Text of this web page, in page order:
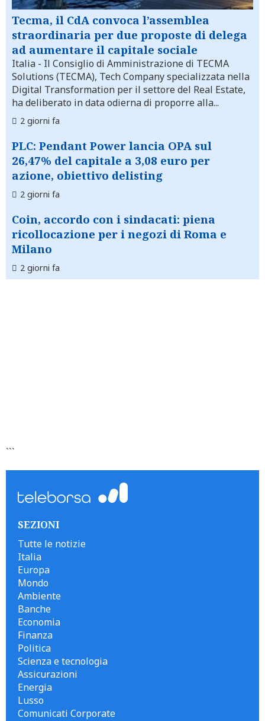
Tecma, il CdA convoca l’assemblea
straordinaria per due proposte di delega
ad aumentare il capitale sociale
Italia - Il Consiglio di Amministrazione di TECMA
Solutions (TECMA), Tech Company specializzata nella
Digital Transformation per il settore del Real Estate,
ha deliberato in data odierna di proporre alla...
2 giorni fa
PLC: Pendant Power lancia OPA sul
26,47% del capitale a 3,08 euro per
azione, obiettivo delisting
2 giorni fa
Coin, accordo con i sindacati: piena
ricollocazione per i negozi di Roma e
Milano
2 giorni fa
```
SEZIONI
Tutte le notizie
Italia
Europa
Mondo
Ambiente
Banche
Economia
Finanza
Politica
Scienza e tecnologia
Assicurazioni
Energia
Lusso
Comunicati Corporate